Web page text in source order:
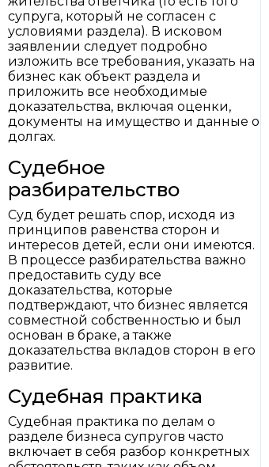
супруга, который не согласен с
условиями раздела). В исковом
заявлении следует подробно
изложить все требования, указать на
бизнес как объект раздела и
приложить все необходимые
доказательства, включая оценки,
документы на имущество и данные о
долгах.
Судебное
разбирательство
Суд будет решать спор, исходя из
принципов равенства сторон и
интересов детей, если они имеются.
В процессе разбирательства важно
предоставить суду все
доказательства, которые
подтверждают, что бизнес является
совместной собственностью и был
основан в браке, а также
доказательства вкладов сторон в его
развитие.
Судебная практика
Судебная практика по делам о
разделе бизнеса супругов часто
включает в себя разбор конкретных